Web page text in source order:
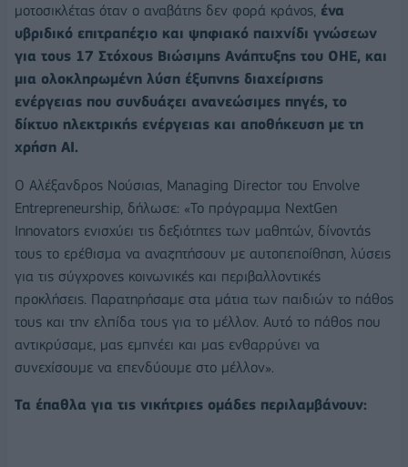
μοτοσικλέτας όταν ο αναβάτης δεν φορά κράνος, ένα
υβριδικό επιτραπέζιο και ψηφιακό παιχνίδι γνώσεων
για τους 17 Στόχους Βιώσιμης Ανάπτυξης του ΟΗΕ, και
μια ολοκληρωμένη λύση έξυπνης διαχείρισης
ενέργειας που συνδυάζει ανανεώσιμες πηγές, το
δίκτυο ηλεκτρικής ενέργειας και αποθήκευση με τη
χρήση AI.
Ο Αλέξανδρος Νούσιας, Managing Director του Envolve
Entrepreneurship, δήλωσε: «Το πρόγραμμα NextGen
Innovators ενισχύει τις δεξιότητες των μαθητών, δίνοντάς
τους το ερέθισμα να αναζητήσουν με αυτοπεποίθηση, λύσεις
για τις σύγχρονες κοινωνικές και περιβαλλοντικές
προκλήσεις. Παρατηρήσαμε στα μάτια των παιδιών το πάθος
τους και την ελπίδα τους για το μέλλον. Αυτό το πάθος που
αντικρύσαμε, μας εμπνέει και μας ενθαρρύνει να
συνεχίσουμε να επενδύουμε στο μέλλον».
Τα έπαθλα για τις νικήτριες ομάδες περιλαμβάνουν: